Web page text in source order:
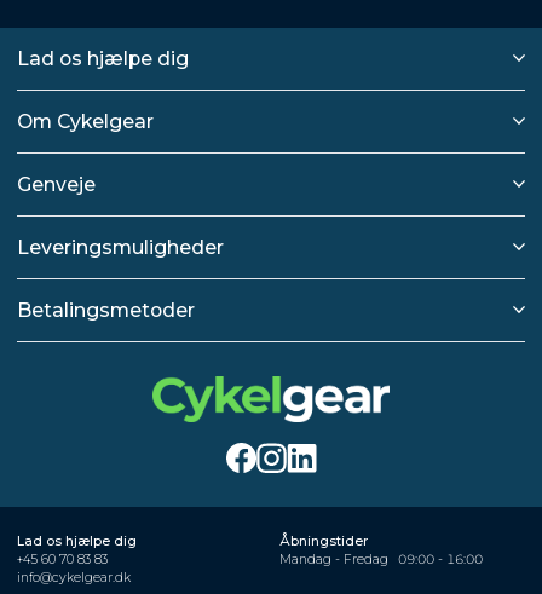
Lad os hjælpe dig
Om Cykelgear
Genveje
Leveringsmuligheder
Betalingsmetoder
Lad os hjælpe dig
+45 60 70 83 83
info@cykelgear.dk
Åbningstider
Mandag - Fredag
09:00 - 16:00